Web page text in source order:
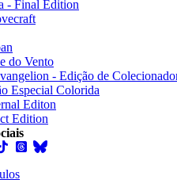
- Final Edition
do Vento
- Edição de
Especial Colorida
Editon
Edition